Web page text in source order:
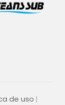
de uso